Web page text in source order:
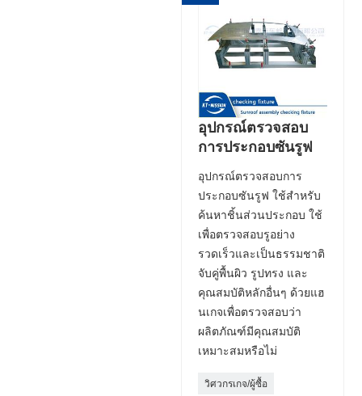
อุปกรณ์ตรวจสอบ
การประกอบซันรูฟ
อุปกรณ์ตรวจสอบการ
ประกอบซันรูฟ ใช้สำหรับ
ค้นหาชิ้นส่วนประกอบ ใช้
เพื่อตรวจสอบรูอย่าง
รวดเร็วและเป็นธรรมชาติ
จับคู่พื้นผิว รูปทรง และ
คุณสมบัติหลักอื่นๆ ด้วยแฮ
นเกจเพื่อตรวจสอบว่า
ผลิตภัณฑ์มีคุณสมบัติ
เหมาะสมหรือไม่
วิศวกรเกจ/ผู้ซื้อ